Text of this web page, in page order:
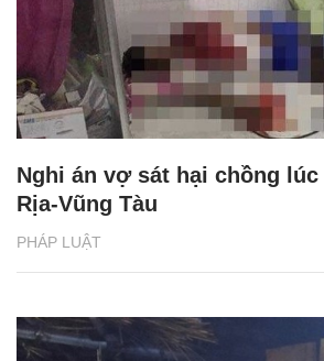
PHÁP LUẬT
Nghi án vợ sát hại chồng
Rịa-Vũng Tàu